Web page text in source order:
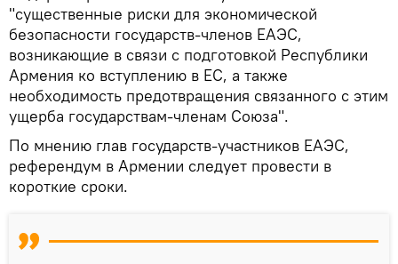
"существенные риски для экономической
безопасности государств-членов ЕАЭС,
возникающие в связи с подготовкой Республики
Армения ко вступлению в ЕС, а также
необходимость предотвращения связанного с этим
ущерба государствам-членам Союза".
По мнению глав государств-участников ЕАЭС,
референдум в Армении следует провести в
короткие сроки.